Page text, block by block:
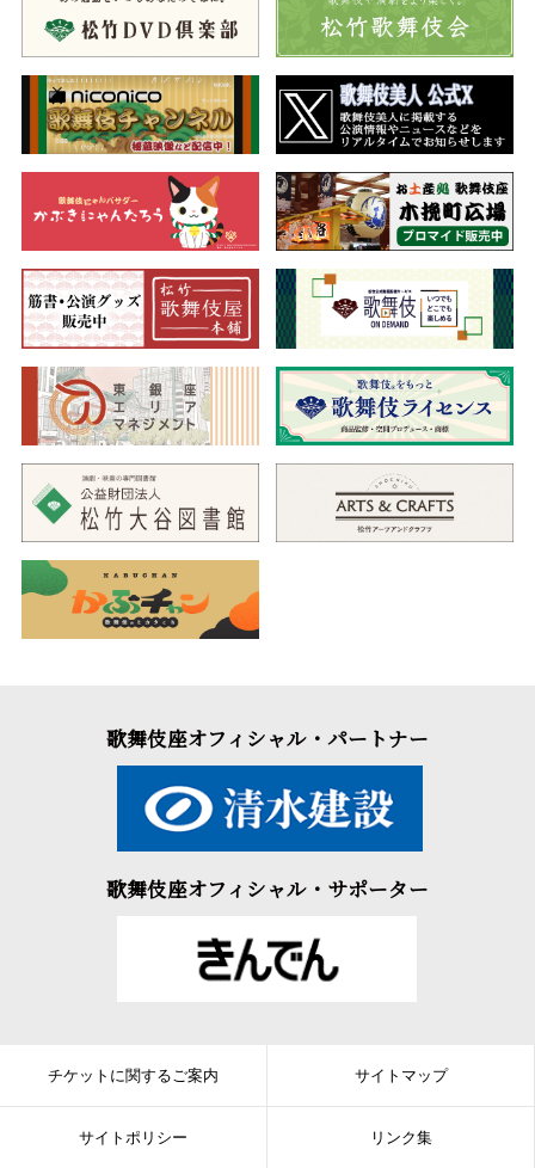
歌舞伎座オフィシャル・パートナー
歌舞伎座オフィシャル・サポーター
チケットに関するご案内 サイトマップ
サイトポリシー リンク集